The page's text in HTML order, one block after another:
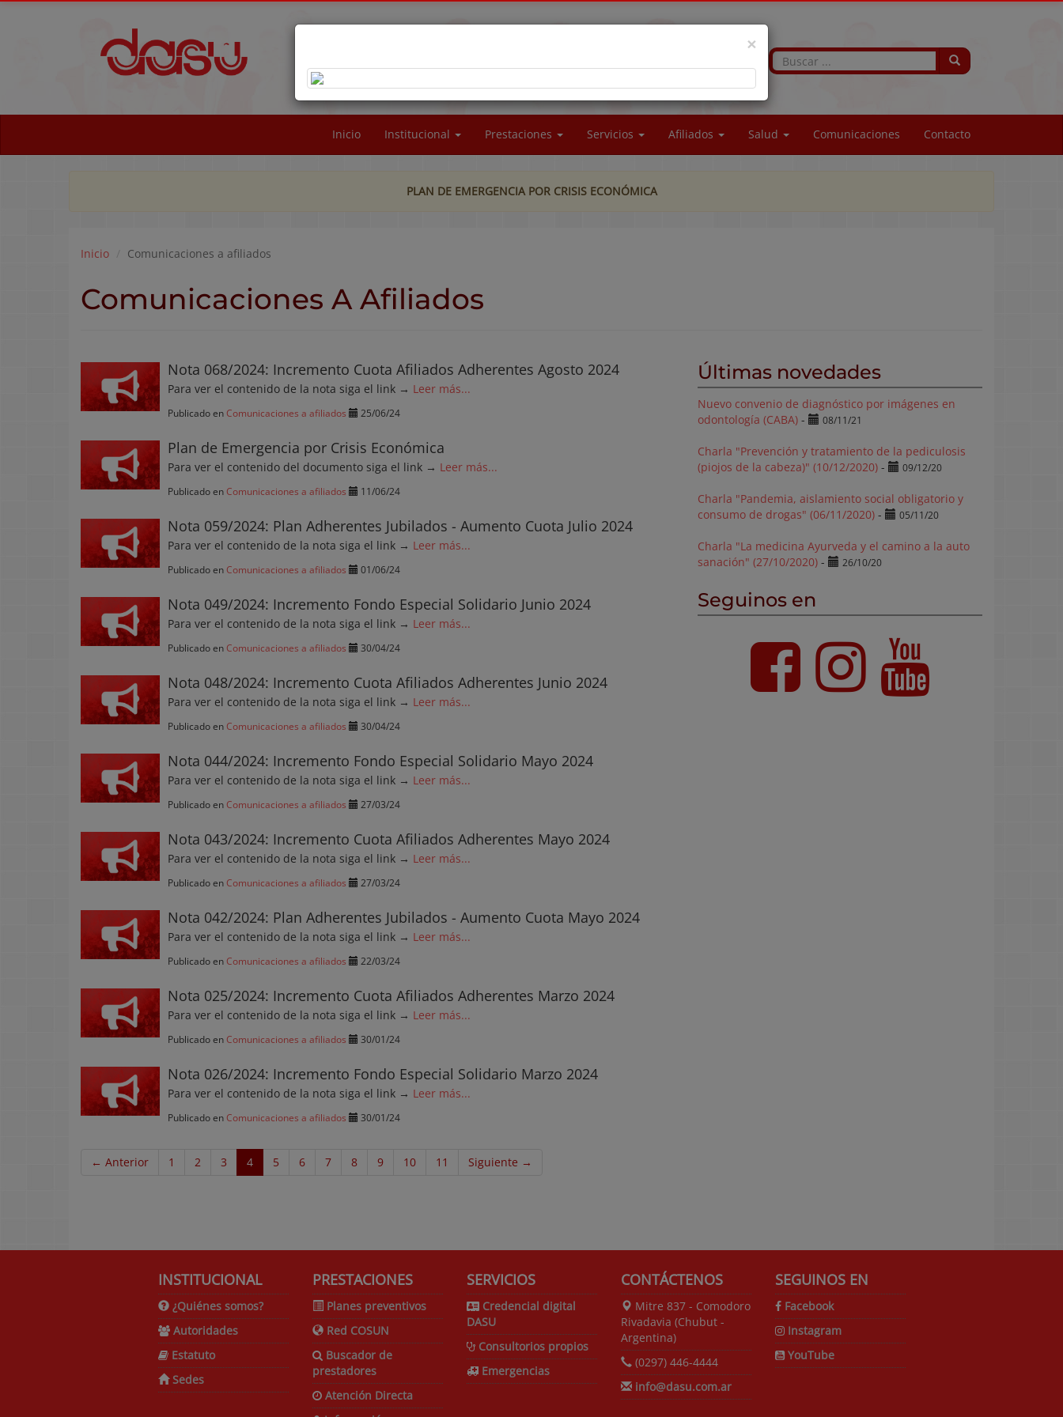
NACIONAL DE LA PATAGONIA SAN JUAN BOSCO
Inicio Institucional Prestaciones Servicios Afiliados Salud Comunicaciones Contacto
PLAN DE EMERGENCIA POR CRISIS ECONÓMICA
Inicio Comunicaciones a afiliados
Comunicaciones A Afiliados
Nota 068/2024: Incremento Cuota Afiliados Adherentes Agosto 2024
Para ver el contenido de la nota siga el link → Leer más...
Publicado en Comunicaciones a afiliados 25/06/24
Plan de Emergencia por Crisis Económica
Para ver el contenido del documento siga el link → Leer más...
Publicado en Comunicaciones a afiliados 11/06/24
Nota 059/2024: Plan Adherentes Jubilados - Aumento Cuota Julio 2024
Para ver el contenido de la nota siga el link → Leer más...
Publicado en Comunicaciones a afiliados 01/06/24
Nota 049/2024: Incremento Fondo Especial Solidario Junio 2024
Para ver el contenido de la nota siga el link → Leer más...
Publicado en Comunicaciones a afiliados 30/04/24
Nota 048/2024: Incremento Cuota Afiliados Adherentes Junio 2024
Para ver el contenido de la nota siga el link → Leer más...
Publicado en Comunicaciones a afiliados 30/04/24
Nota 044/2024: Incremento Fondo Especial Solidario Mayo 2024
Para ver el contenido de la nota siga el link → Leer más...
Publicado en Comunicaciones a afiliados 27/03/24
Nota 043/2024: Incremento Cuota Afiliados Adherentes Mayo 2024
Para ver el contenido de la nota siga el link → Leer más...
Publicado en Comunicaciones a afiliados 27/03/24
Nota 042/2024: Plan Adherentes Jubilados - Aumento Cuota Mayo 2024
Para ver el contenido de la nota siga el link → Leer más...
Publicado en Comunicaciones a afiliados 22/03/24
Nota 025/2024: Incremento Cuota Afiliados Adherentes Marzo 2024
Para ver el contenido de la nota siga el link → Leer más...
Publicado en Comunicaciones a afiliados 30/01/24
Nota 026/2024: Incremento Fondo Especial Solidario Marzo 2024
Para ver el contenido de la nota siga el link → Leer más...
Publicado en Comunicaciones a afiliados 30/01/24
← Anterior 1 2 3 4 5 6 7 8 9 10 11 Siguiente →
Últimas novedades
Nuevo convenio de diagnóstico por imágenes en
odontología (CABA) - 08/11/21
Charla "Prevención y tratamiento de la pediculosis
(piojos de la cabeza)" (10/12/2020) - 09/12/20
Charla "Pandemia, aislamiento social obligatorio y
consumo de drogas" (06/11/2020) - 05/11/20
Charla "La medicina Ayurveda y el camino a la auto
sanación" (27/10/2020) - 26/10/20
Seguinos en
INSTITUCIONAL
¿Quiénes somos?
Autoridades
Estatuto
Sedes
PRESTACIONES
Planes preventivos
Red COSUN
Buscador de
prestadores
Atención Directa
SERVICIOS
Credencial digital
DASU
Consultorios propios
Emergencias
CONTÁCTENOS
Mitre 837 - Comodoro
Rivadavia (Chubut -
Argentina)
(0297) 446-4444
info@dasu.com.ar
SEGUINOS EN
Facebook
Instagram
YouTube
×